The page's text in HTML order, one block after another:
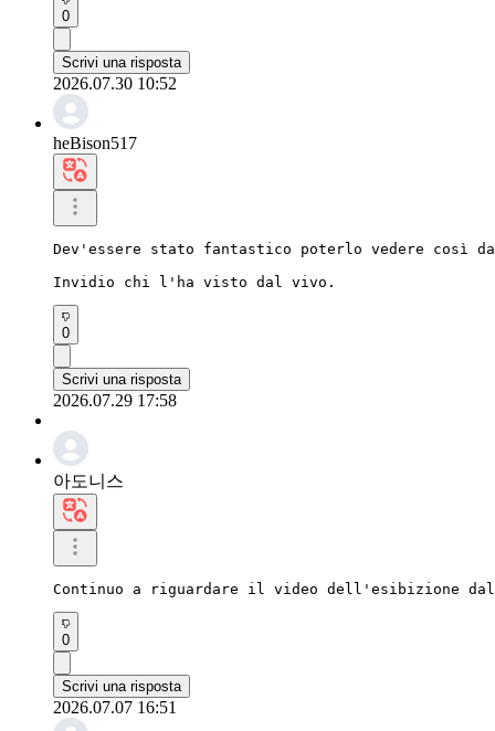
0
Scrivi una risposta
2026.07.30 10:52
heBison517
Dev'essere stato fantastico poterlo vedere così
Invidio chi l'ha visto dal vivo.
0
Scrivi una risposta
2026.07.29 17:58
아도니스
Continuo a riguardare il video dell'esibizione
0
Scrivi una risposta
2026.07.07 16:51